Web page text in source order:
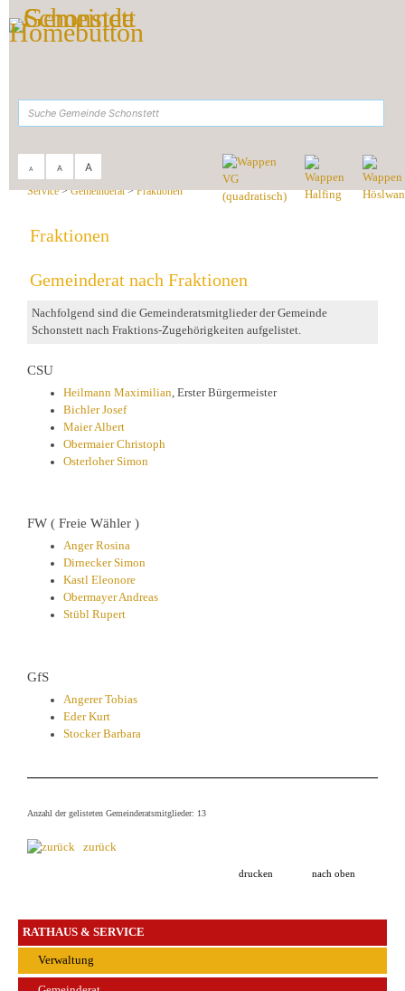
Zum Inhalt, zur Navigation
A A A
RATHAUS & SERVICE
Verwaltung
Rathaus &
Service>Gemeinderat>Fraktionen
Fraktionen
Gemeinderat nach Fraktionen
Nachfolgend sind die Gemeinderatsmitglieder der Gemeinde
Schonstett nach Fraktions-Zugehörigkeiten aufgelistet.
CSU
Heilmann Maximilian , Erster Bürgermeister
Bichler Josef
Maier Albert
Obermaier Christoph
Osterloher Simon
FW ( Freie Wähler )
Anger Rosina
Dirnecker Simon
Kastl Eleonore
Obermayer Andreas
Stübl Rupert
GfS
Angerer Tobias
Eder Kurt
Stocker Barbara
Anzahl der gelisteten Gemeinderatsmitglieder: 13
zurück
drucken nach oben